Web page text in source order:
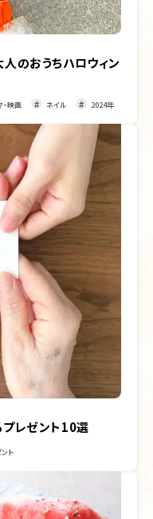
のおうちハロウィン
・映画 ネイル 2024年
レゼント10選
ト